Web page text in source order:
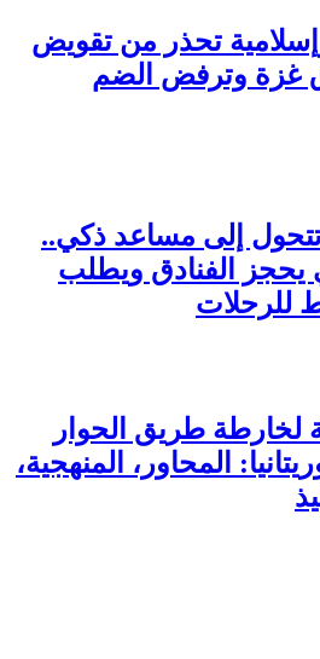
تحذر من تقويض
غزة وترفض الضم
إلى مساعد ذكي..
يحجز الفنادق ويطلب
للرحلات
لخارطة طريق الحوار
المحاور، المنهجية،